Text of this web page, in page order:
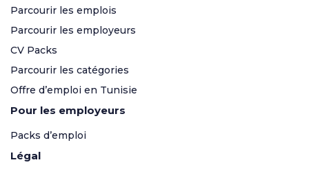
Parcourir les emplois
Parcourir les employeurs
CV Packs
Parcourir les catégories
Offre d’emploi en Tunisie
Pour les employeurs
Packs d’emploi
Légal